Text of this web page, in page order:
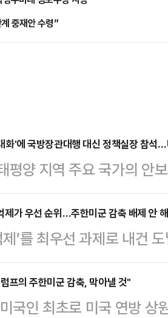
중재안 수령”
화'에 국방장관대행 대신 정책실장 참석…
평양 지역 주요 국가의 안
보회의(샹그릴라 대화)가
고 국방부가 29일 밝혔다
행 대신 조창래 국방정책
한다.국방부는 현재의 엄
며 정진팔 합동참모본부
할 예정이라고 밝혔다.샹
제가 우선 순위…주한미군 감축 배제 안
제’를 최우선 과제로 내건
성을 염두에 두고 있다는
하고 있지만, 감축 가능성
신에 따르면 피트 헤그세
프의 주한미군 감축, 막아낼 것"
국인 최초로 미국 연방 상